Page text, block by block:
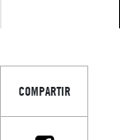
COMPARTIR